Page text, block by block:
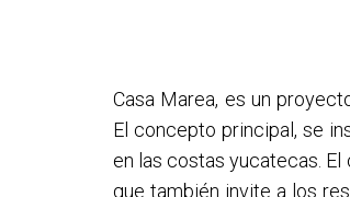
Casa Marea, es un
El concepto principal, se
en las costas yucatecas.
que también invite a los